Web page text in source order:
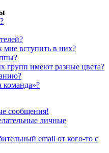
мне вступить в них?
групп имеют разные цвета?
команда»?
сообщения!
личные
email от кого-то с